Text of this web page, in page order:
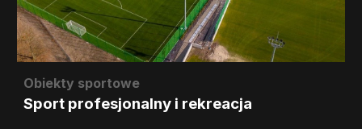
Obiekty sportowe
Sport profesjonalny i rekreacja